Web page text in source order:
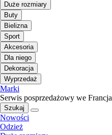
Duże rozmiary
Buty
Bielizna
Sport
Akcesoria
Dla niego
Dekoracja
Wyprzedaż
Marki
Serwis posprzedażowy we Francja
Szukaj
Nowości
Odzież